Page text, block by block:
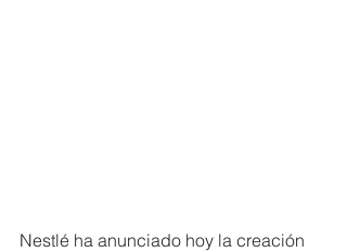
Nestlé ha anunciado hoy la creación